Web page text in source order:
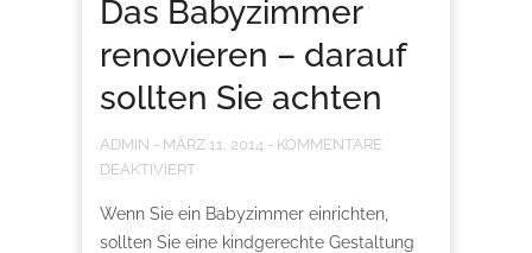
Das Babyzimmer
renovieren – darauf
sollten Sie achten
ADMIN - MÄRZ 11, 2014 - KOMMENTARE
DEAKTIVIERT
Wenn Sie ein Babyzimmer einrichten,
sollten Sie eine kindgerechte Gestaltung